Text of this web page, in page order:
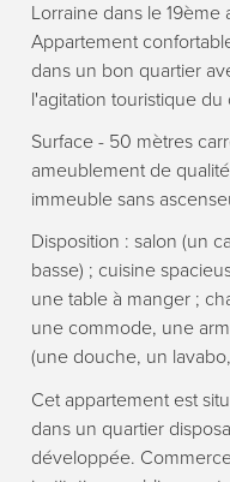
Lorraine dans le 19ème
Appartement
dans un bon quartier
l'agitation touristique du
Surface - 50 mètres
ameublement de
immeuble sans
Disposition : salon (un
basse) ; cuisine
une table à manger ;
une commode, une
(une douche, un
Cet appartement est
dans un quartier
développée.